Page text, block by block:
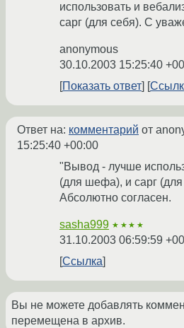
использовать и
сарг (для себя). С
anonymous
30.10.2003 15:25:40
Показать ответ
Ответ на: комментарий от
15:25:40 +00:00
"Вывод - лучше
(для шефа), и сарг
Абсолютно согласен.
sasha999 ★★★★
31.10.2003 06:59:59
Ссылка
Вы не можете добавлять
перемещена в архив.